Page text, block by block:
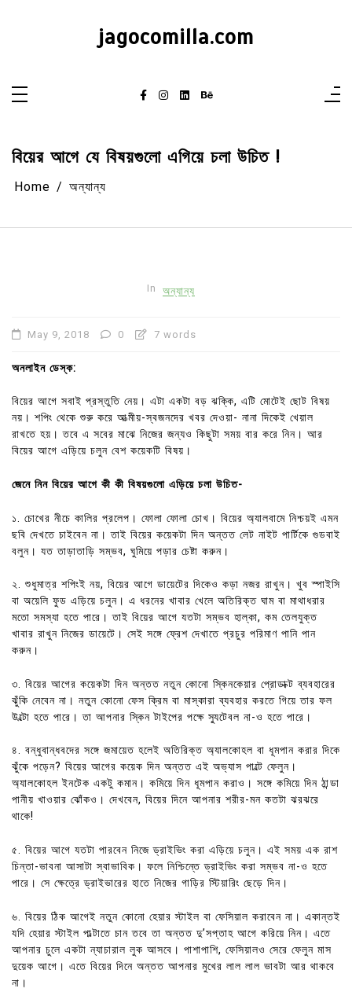
jagocomilla.com
বিয়ের আগে যে বিষয়গুলো এগিয়ে চলা উচিত !
Home অন্যান্য
In অন্যান্য
May 9, 2018 0 7 words
অনলাইন ডেস্ক:
বিয়ের আগে সবাই প্রস্তুতি নেয়। এটা একটা বড় ঝক্কি, এটি মোটেই ছোট বিষয়
নয়। শপিং থেকে শুরু করে আত্মীয়-স্বজনদের খবর দেওয়া- নানা দিকেই খেয়াল
রাখতে হয়। তবে এ সবের মাঝে নিজের জন্যও কিছুটা সময় বার করে নিন। আর
বিয়ের আগে এড়িয়ে চলুন বেশ কয়েকটি বিষয়।
জেনে নিন বিয়ের আগে কী কী বিষয়গুলো এড়িয়ে চলা উচিত-
১. চোখের নীচে কালির প্রলেপ। ফোলা ফোলা চোখ। বিয়ের অ্যালবামে নিশ্চয়ই এমন
ছবি দেখতে চাইবেন না। তাই বিয়ের কয়েকটা দিন অন্তত লেট নাইট পার্টিকে গুডবাই
বলুন। যত তাড়াতাড়ি সম্ভব, ঘুমিয়ে পড়ার চেষ্টা করুন।
২. শুধুমাত্র শপিংই নয়, বিয়ের আগে ডায়েটের দিকেও কড়া নজর রাখুন। খুব স্পাইসি
বা অয়েলি ফুড এড়িয়ে চলুন। এ ধরনের খাবার খেলে অতিরিক্ত ঘাম বা মাথাধরার
মতো সমস্যা হতে পারে। তাই বিয়ের আগে যতটা সম্ভব হাল্কা, কম তেলযুক্ত
খাবার রাখুন নিজের ডায়েটে। সেই সঙ্গে ফ্রেশ দেখাতে প্রচুর পরিমাণ পানি পান
করুন।
৩. বিয়ের আগের কয়েকটা দিন অন্তত নতুন কোনো স্কিনকেয়ার প্রোডাক্ট ব্যবহারের
ঝুঁকি নেবেন না। নতুন কোনো ফেস ক্রিম বা মাস্কারা ব্যবহার করতে গিয়ে তার ফল
উল্টো হতে পারে। তা আপনার স্কিন টাইপের পক্ষে স্যুটেবল না-ও হতে পারে।
৪. বন্ধুবান্ধবদের সঙ্গে জমায়েত হলেই অতিরিক্ত অ্যালকোহল বা ধূমপান করার দিকে
ঝুঁকে পড়েন? বিয়ের আগের কয়েক দিন অন্তত এই অভ্যাস পাল্টে ফেলুন।
অ্যালকোহল ইনটেক একটু কমান। কমিয়ে দিন ধূমপান করাও। সঙ্গে কমিয়ে দিন ঠান্ডা
পানীয় খাওয়ার ঝোঁকও। দেখবেন, বিয়ের দিনে আপনার শরীর-মন কতটা ঝরঝরে
থাকে!
৫. বিয়ের আগে যতটা পারবেন নিজে ড্রাইভিং করা এড়িয়ে চলুন। এই সময় এক রাশ
চিন্তা-ভাবনা আসাটা স্বাভাবিক। ফলে নিশ্চিন্তে ড্রাইভিং করা সম্ভব না-ও হতে
পারে। সে ক্ষেত্রে ড্রাইভারের হাতে নিজের গাড়ির স্টিয়ারিং ছেড়ে দিন।
৬. বিয়ের ঠিক আগেই নতুন কোনো হেয়ার স্টাইল বা ফেসিয়াল করাবেন না। একান্তই
যদি হেয়ার স্টাইল পাল্টাতে চান তবে তা অন্তত দু’সপ্তাহ আগে করিয়ে নিন। এতে
আপনার চুলে একটা ন্যাচারাল লুক আসবে। পাশাপাশি, ফেসিয়ালও সেরে ফেলুন মাস
দুয়েক আগে। এতে বিয়ের দিনে অন্তত আপনার মুখের লাল লাল ভাবটা আর থাকবে
না।